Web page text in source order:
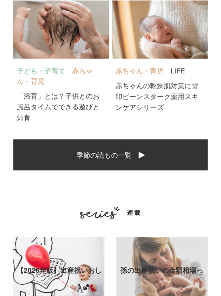
子ども・子育て
赤ちゃ
ん・育児
「浴育」とは？子供とのお
風呂タイムでできる遊びと
知育
赤ちゃん・育児
LIFE
赤ちゃんの乾燥肌対策に雪
印ビーンスターク薬用スキ
ンケアシリーズ
季節の読もの一覧
【2026年版】出産祝いおし
ゃれなプ…
孫の出産祝いの金額相場っ
て？出産祝い…